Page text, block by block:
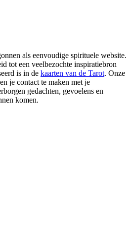
als eenvoudige spirituele website.
tot een veelbezochte inspiratiebron
is in de kaarten van de Tarot. Onze
je contact te maken met je
gedachten, gevoelens en
komen.